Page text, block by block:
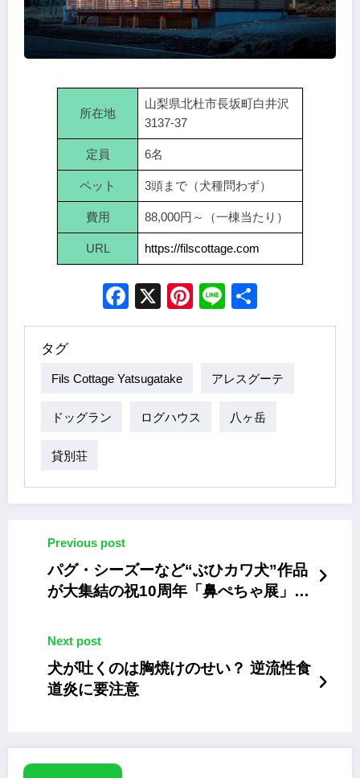
所在地
山梨県北杜市長坂町白井沢
3137-37
定員 6名
ペット 3頭まで（犬種問わず）
費用 88,000円～（一棟当たり）
URL https://filscottage.com
Facebook
X Pinterest
Line
タグ
Fils Cottage Yatsugatake アレスグーテ
ドッグラン ログハウス 八ヶ岳
貸別荘
Previous post
パグ・シーズーなど“ぶひカワ犬”作品
が大集結の祝10周年「鼻ぺちゃ展」開
Next post
犬が吐くのは胸焼けのせい？ 逆流性食
道炎に要注意